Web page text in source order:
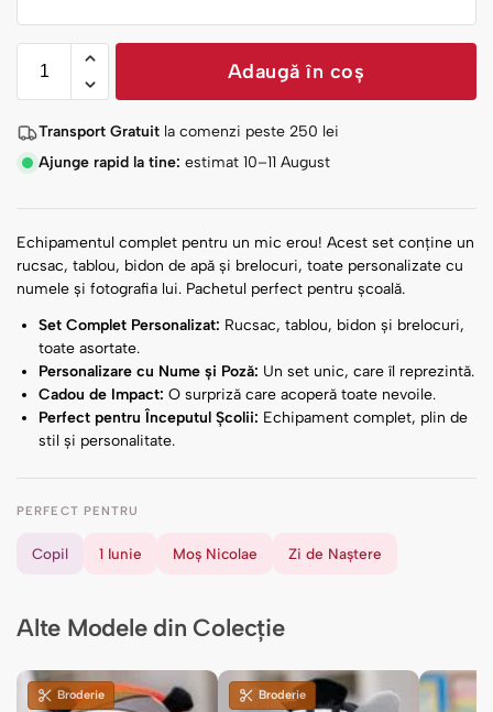
Adaugă în coș
Transport Gratuit la comenzi peste 250 lei
Ajunge rapid la tine: estimat 10–11 August
Echipamentul complet pentru un mic erou! Acest set conține un
rucsac, tablou, bidon de apă și brelocuri, toate personalizate cu
numele și fotografia lui. Pachetul perfect pentru școală.
Set Complet Personalizat: Rucsac, tablou, bidon și brelocuri,
toate asortate.
Personalizare cu Nume și Poză: Un set unic, care îl reprezintă.
Cadou de Impact: O surpriză care acoperă toate nevoile.
Perfect pentru Începutul Școlii: Echipament complet, plin de
stil și personalitate.
PERFECT PENTRU
Copil 1 Iunie Moș Nicolae Zi de Naștere
Alte Modele din Colecție
Broderie Broderie